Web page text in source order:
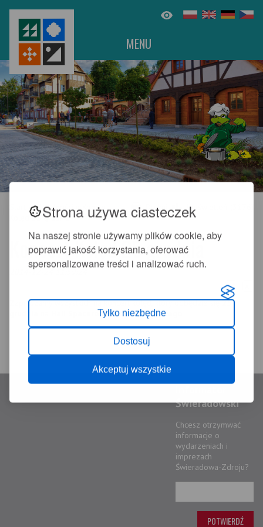
Strona używa ciasteczek
Na naszej stronie używamy plików cookie, aby
poprawić jakość korzystania, oferować
spersonalizowane treści i analizować ruch.
Tylko niezbędne
Dostosuj
Akceptuj wszystkie
MENU
Drukuj Wyświetleń (3176)
»Aktualności» Koncert
Kolęd 25 grudnia
Koncert Kolęd 25 grudnia
2014-12-24 11:59:24
A
Zapraszamy wszystkich na koncert kolęd, który odbędzie się25
Hali Spacerowej domu Zdrojowego
Świeradowski
Chcesz otrzymwać
informacje o
wydarzeniach i
imprezach
Świeradowa-Zdroju?